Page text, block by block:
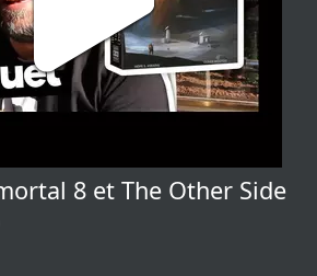
8 et The Other Side